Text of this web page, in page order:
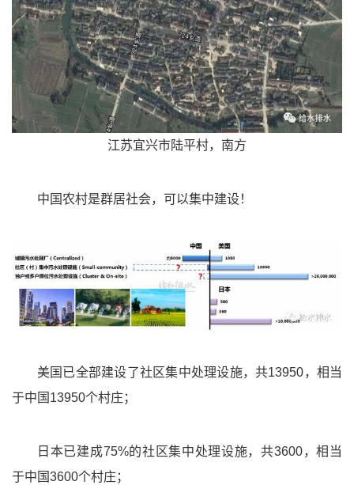
江苏宜兴市陆平村，南方
中国农村是群居社会，可以集中建设！
美国已全部建设了社区集中处理设施，共13950，相当
于中国13950个村庄；
日本已建成75%的社区集中处理设施，共3600，相当
于中国3600个村庄；